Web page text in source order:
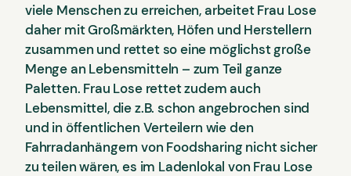
viele Menschen zu erreichen, arbeitet Frau Lose
daher mit Großmärkten, Höfen und Herstellern
zusammen und rettet so eine möglichst große
Menge an Lebensmitteln – zum Teil ganze
Paletten. Frau Lose rettet zudem auch
Lebensmittel, die z.B. schon angebrochen sind
und in öffentlichen Verteilern wie den
Fahrradanhängern von Foodsharing nicht sicher
zu teilen wären, es im Ladenlokal von Frau Lose